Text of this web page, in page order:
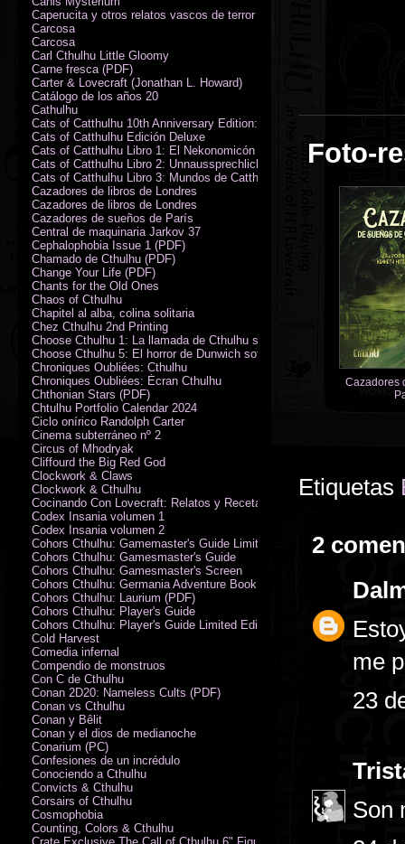
Foto-
Cazadores
Etiquetas
2
me
23
Son
Caperucita y otros relatos vascos de terror (M. Rodríguez)
Carcosa
Carcosa
Carl Cthulhu Little Gloomy
Carne fresca (PDF)
Carter & Lovecraft (Jonathan L. Howard)
Catálogo de los años 20
Cathulhu
Cats of Catthulhu 10th Anniversary Edition: Quick Start Rules
Cats of Catthulhu Edición Deluxe
Cats of Catthulhu Libro 1: El Nekonomicón
Cats of Catthulhu Libro 2: Unnaussprechlichen Katzen
Cats of Catthulhu Libro 3: Mundos de Catthulhu
Cazadores de libros de Londres
Cazadores de libros de Londres
Cazadores de sueños de París
Central de maquinaria Jarkov 37
Cephalophobia Issue 1 (PDF)
Chamado de Cthulhu (PDF)
Change Your Life (PDF)
Chants for the Old Ones
Chaos of Cthulhu
Chapitel al alba, colina solitaria
Chez Cthulhu 2nd Printing
Choose Cthulhu 1: La llamada de Cthulhu softcover
Choose Cthulhu 5: El horror de Dunwich softcover
Chroniques Oubliées: Cthulhu
Chroniques Oubliées: Écran Cthulhu
Chthonian Stars (PDF)
Chtulhu Portfolio Calendar 2024
Ciclo onírico Randolph Carter
Cinema subterráneo nº 2
Circus of Mhodryak
Cliffourd the Big Red God
Clockwork & Claws
Clockwork & Cthulhu
Cocinando Con Lovecraft: Relatos y Recetas de Humor Sobrenatural
Codex Insania volumen 1
Codex Insania volumen 2
Cohors Cthulhu: Gamemaster's Guide Limited Edition
Cohors Cthulhu: Gamesmaster's Guide
Cohors Cthulhu: Gamesmaster's Screen
Cohors Cthulhu: Germania Adventure Book
Cohors Cthulhu: Laurium (PDF)
Cohors Cthulhu: Player's Guide
Cohors Cthulhu: Player's Guide Limited Edition
Cold Harvest
Comedia infernal
Compendio de monstruos
Con C de Cthulhu
Conan 2D20: Nameless Cults (PDF)
Conan vs Cthulhu
Conan y Bêlit
Conan y el dios de medianoche
Conarium (PC)
Confesiones de un incrédulo
Conociendo a Cthulhu
Convicts & Cthulhu
Corsairs of Cthulhu
Cosmophobia
Counting, Colors & Cthulhu